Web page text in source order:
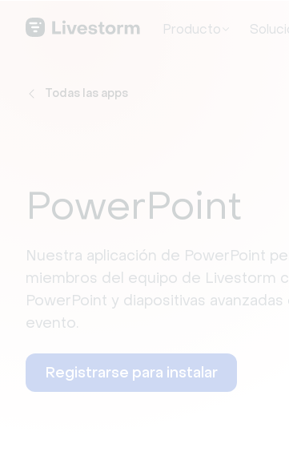
Producto
Todas las apps
PowerPoint
Nuestra aplicación de PowerPoint
miembros del equipo de Livestorm
PowerPoint y diapositivas
evento.
Registrarse para instalar